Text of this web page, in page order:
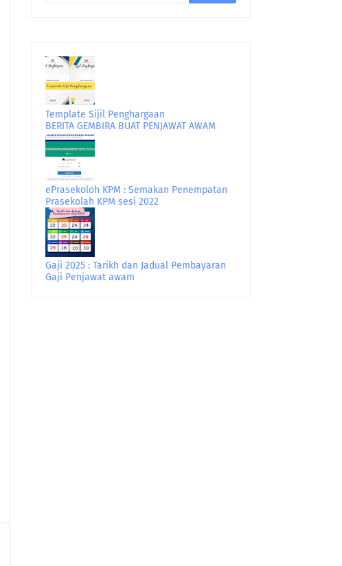
Template Sijil Penghargaan
BERITA GEMBIRA BUAT PENJAWAT AWAM
ePrasekoloh KPM : Semakan Penempatan
Prasekolah KPM sesi 2022
Gaji 2025 : Tarikh dan Jadual Pembayaran
Gaji Penjawat awam